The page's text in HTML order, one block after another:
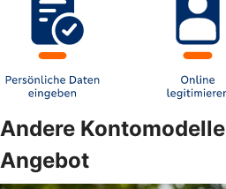
Andere
Angebot